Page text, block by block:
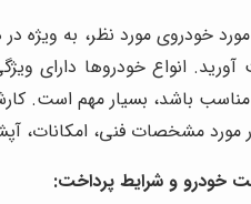
خودروی مورد نظر، به ویژه
انواع خودروها دارای
باشد، بسیار مهم است.
مورد مشخصات فنی، امکانات،
خودرو و شرایط پرداخت: